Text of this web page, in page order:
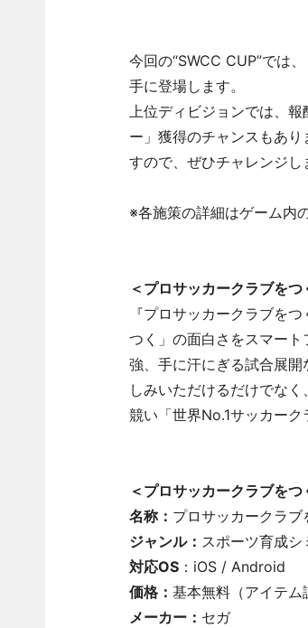
今回の“SWCC CUP”では
手に登場します。
上位ディビジョンでは、
ー」獲得のチャンスもあ
すので、ぜひチャレンジし
※各施策の詳細はゲーム内
＜プロサッカークラブを
『プロサッカークラブを
つく」の面白さをスマー
強、手に汗にぎる試合展
しみいただけるだけでな
競い「世界No.1サッカー
＜プロサッカークラブを
名称： プロサッカークラ
ジャンル： スポーツ育成シ
対応OS：iOS / Android
価格： 基本無料（アイテム
メーカー： セガ